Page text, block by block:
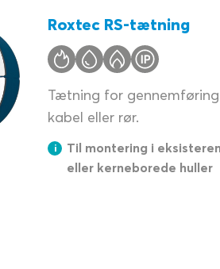
Roxtec RS-tætning
Tætning for
kabel eller rør.
Til montering i
eller kerneborede huller